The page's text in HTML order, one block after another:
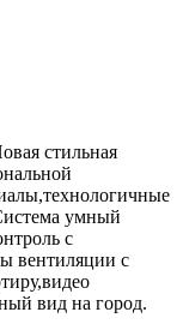
стильная
умный
с
вентиляции с
вид на город.